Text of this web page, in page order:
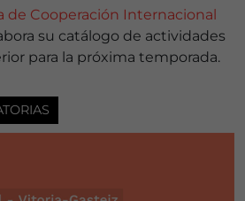
de Cooperación Internacional
su catálogo de actividades
para la próxima temporada.